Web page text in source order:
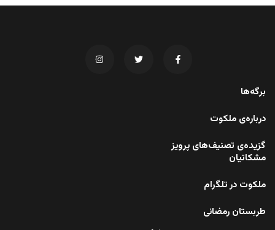
برگه‌ها
درباره‌ی ملکوت
گزیده‌ی تصنیف‌های پرویز
مشکاتیان
ملکوت در تلگرام
طربستان رمضانی